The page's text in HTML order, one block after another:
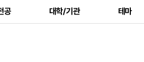
공 대학/기관 테마